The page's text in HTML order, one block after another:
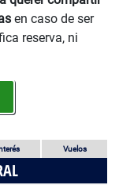
en caso de ser
reserva, ni
Vuelos